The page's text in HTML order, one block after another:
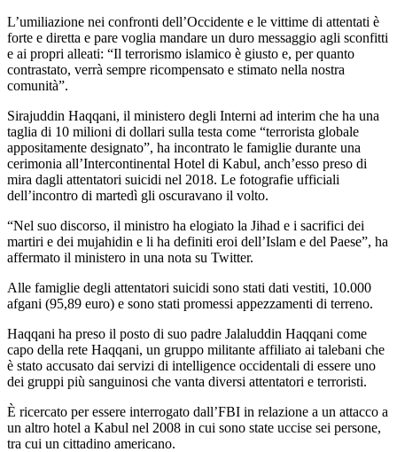
L’umiliazione nei confronti dell’Occidente e le vittime di attentati è
forte e diretta e pare voglia mandare un duro messaggio agli sconfitti
e ai propri alleati: “Il terrorismo islamico è giusto e, per quanto
contrastato, verrà sempre ricompensato e stimato nella nostra
comunità”.
Sirajuddin Haqqani, il ministero degli Interni ad interim che ha una
taglia di 10 milioni di dollari sulla testa come “terrorista globale
appositamente designato”, ha incontrato le famiglie durante una
cerimonia all’Intercontinental Hotel di Kabul, anch’esso preso di
mira dagli attentatori suicidi nel 2018. Le fotografie ufficiali
dell’incontro di martedì gli oscuravano il volto.
“Nel suo discorso, il ministro ha elogiato la Jihad e i sacrifici dei
martiri e dei mujahidin e li ha definiti eroi dell’Islam e del Paese”, ha
affermato il ministero in una nota su Twitter.
Alle famiglie degli attentatori suicidi sono stati dati vestiti, 10.000
afgani (95,89 euro) e sono stati promessi appezzamenti di terreno.
Haqqani ha preso il posto di suo padre Jalaluddin Haqqani come
capo della rete Haqqani, un gruppo militante affiliato ai talebani che
è stato accusato dai servizi di intelligence occidentali di essere uno
dei gruppi più sanguinosi che vanta diversi attentatori e terroristi.
È ricercato per essere interrogato dall’FBI in relazione a un attacco a
un altro hotel a Kabul nel 2008 in cui sono state uccise sei persone,
tra cui un cittadino americano.